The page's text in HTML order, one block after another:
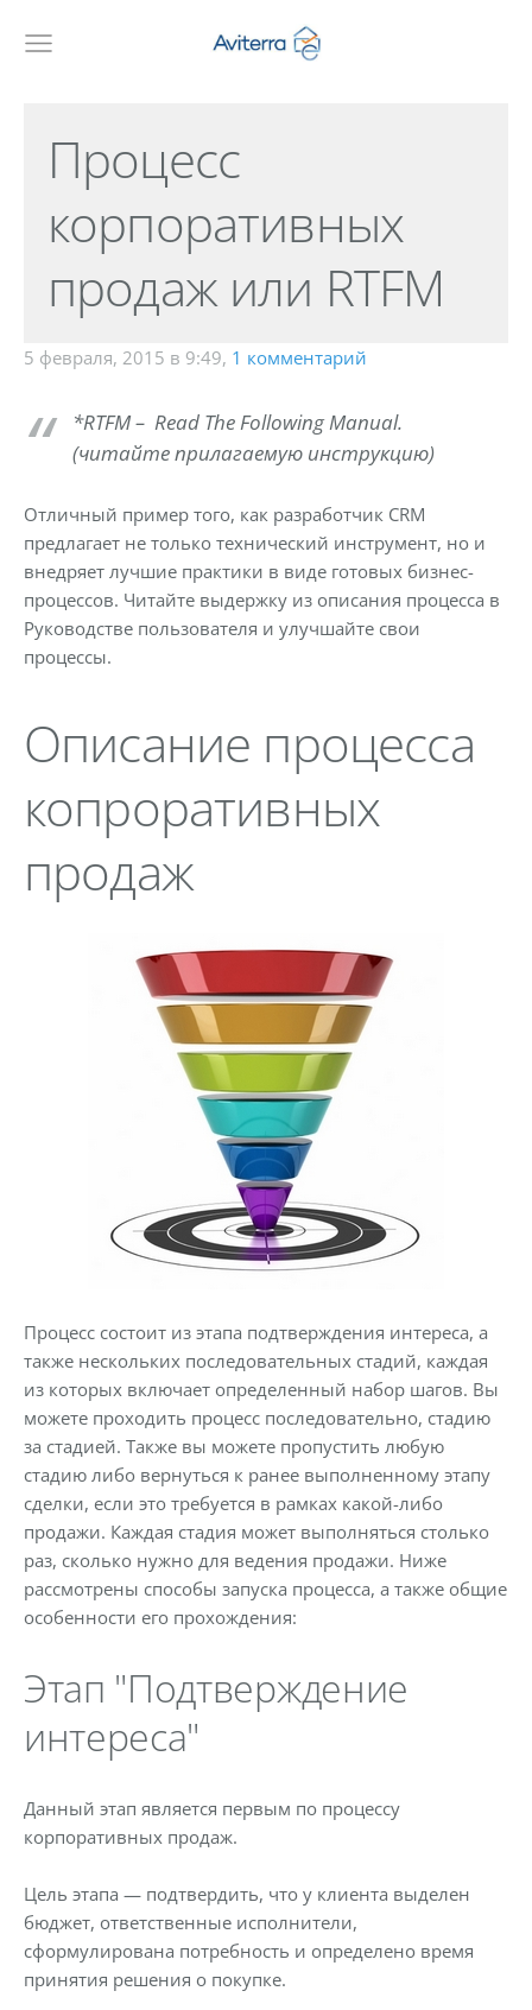
Процесс
корпоративных
продаж или RTFM
5 февраля, 2015 в 9:49, 1 комментарий
*RTFM – Read The Following Manual.
(читайте прилагаемую инструкцию)
Отличный пример того, как разработчик CRM
предлагает не только технический инструмент, но и
внедряет лучшие практики в виде готовых бизнес-
процессов. Читайте выдержку из описания процесса в
Руководстве пользователя и улучшайте свои
процессы.
Описание процесса
копроративных
продаж
Процесс состоит из этапа подтверждения интереса, а
также нескольких последовательных стадий, каждая
из которых включает определенный набор шагов. Вы
можете проходить процесс последовательно, стадию
за стадией. Также вы можете пропустить любую
стадию либо вернуться к ранее выполненному этапу
сделки, если это требуется в рамках какой-либо
продажи. Каждая стадия может выполняться столько
раз, сколько нужно для ведения продажи. Ниже
рассмотрены способы запуска процесса, а также общие
особенности его прохождения:
Этап "Подтверждение
интереса"
Данный этап является первым по процессу
корпоративных продаж.
Цель этапа — подтвердить, что у клиента выделен
бюджет, ответственные исполнители,
сформулирована потребность и определено время
принятия решения о покупке.